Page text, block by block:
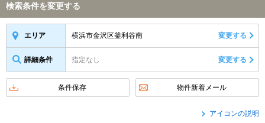
検索条件を変更する
エリア 横浜市金沢区釜利谷南 変更する
詳細条件 指定なし 変更する
条件保存 物件新着メール
アイコンの説明